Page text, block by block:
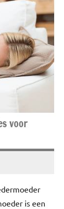
voor
is een